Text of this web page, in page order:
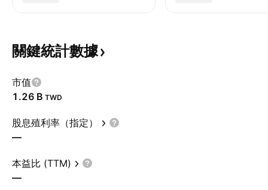
關鍵統計數據
市值
‪1.26 B‬ TWD
股息殖利率（指定）
—
本益比 (TTM)
—